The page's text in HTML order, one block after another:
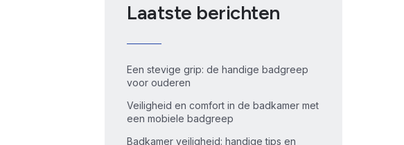
Laatste berichten
Een stevige grip: de handige badgreep
voor ouderen
Veiligheid en comfort in de badkamer met
een mobiele badgreep
Badkamer veiligheid: handige tips en